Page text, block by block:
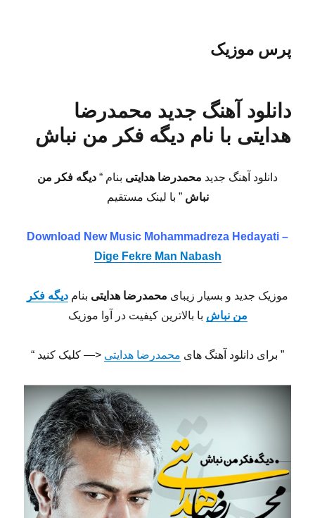
پرس موزیک
دانلود آهنگ جدید محمدرضا
هدایتی با نام دیگه فکر من نباش
دانلود آهنگ جدید محمدرضا هدایتی بنام “ دیگه فکر من
نباش” با لینک مستقیم
Download New Music Mohammadreza Hedayati –
Dige Fekre Man Nabash
موزیک جدید و بسیار زیبای محمدرضا هدایتی بنام دیگه فکر
من نباش با بالاترین کیفیت در آوا موزیک
” برای دانلود آهنگ های محمدرضا هدایتی <— کلیک کنید “